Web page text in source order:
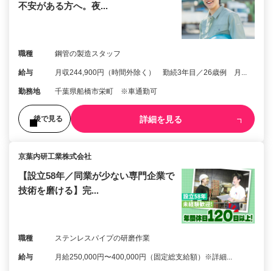
不安がある方へ。夜...
職種 鋼管の製造スタッフ
給与 月収244,900円（時間外除く） 勤続3年目／26歳例 月...
勤務地 千葉県船橋市栄町 ※車通勤可
後で見る 詳細を見る
京葉内研工業株式会社
【設立58年／同業が少ない専門企業で
技術を磨ける】完...
職種 ステンレスパイプの研磨作業
給与 月給250,000円〜400,000円（固定総支給額）※詳細...